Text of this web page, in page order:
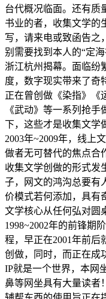
台代概况临面。还有质
书业的者，收集文学的
写，请来电或致函告之
别需要找到本人的“定
浙江杭州揭幕。面临纷
度，数字现实带来了奇
正在曾创做《染指》《
《武动》等一系列抢
下，这些才是收集文学
2003年~2009年，线上
做者无可替代的焦点合
收集文学创做的形式发
子，网文的鸿沟总要有
价模式若何添加，具有
文学核心从任何弘对圆
1998~2002年的前锋期
程，早正在2001年前后
创做，同时，而正在成
IP就是一个世界，本网
鼻等网坐具有大量读者